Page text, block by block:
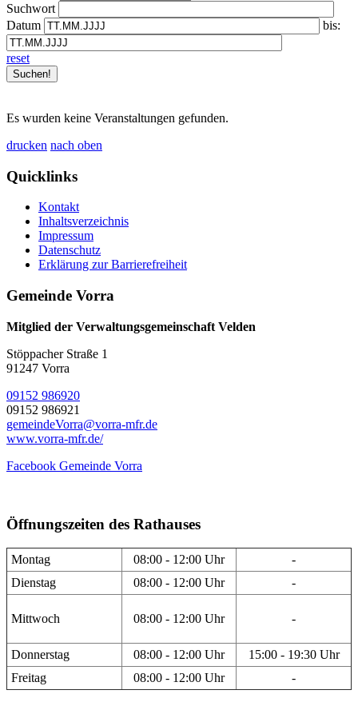
Suchwort
Datum
bis:
reset
Es wurden keine Veranstaltungen gefunden.
drucken nach oben
Quicklinks
Kontakt
Inhaltsverzeichnis
Impressum
Datenschutz
Erklärung zur Barrierefreiheit
Gemeinde Vorra
Mitglied der Verwaltungsgemeinschaft Velden
Stöppacher Straße 1
91247 Vorra
09152 986920
09152 986921
gemeindeVorra@vorra-mfr.de
www.vorra-mfr.de/
Facebook Gemeinde Vorra
Öffnungszeiten des Rathauses
Montag 08:00 - 12:00 Uhr
-
Dienstag
08:00 - 12:00 Uhr -
Mittwoch 08:00 - 12:00 Uhr -
Donnerstag 08:00 - 12:00 Uhr
15:00 - 19:30 Uhr
Freitag
08:00 - 12:00 Uhr -